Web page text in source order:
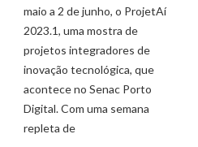
maio a 2 de junho, o ProjetAí
2023.1, uma mostra de
projetos integradores de
inovação tecnológica, que
acontece no Senac Porto
Digital. Com uma semana
repleta de